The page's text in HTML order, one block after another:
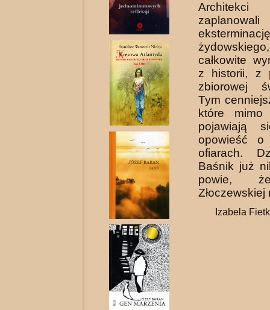
Architekci
całkowite
z historii, z
zbiorowej
Tym
które mimo
pojawiają
opowieść o
ofiarach.
Baśnik już
powie,
Złoczewskiej
Izabela